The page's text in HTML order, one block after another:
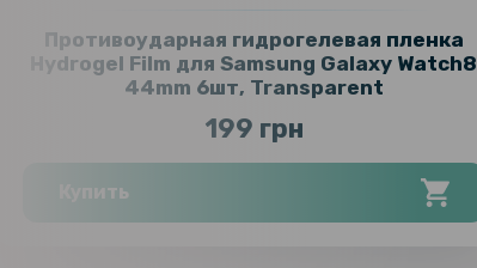
Противоударная гидрогелевая пленка
Hydrogel Film для Samsung Galaxy Watch8
44mm 6шт, Transparent
199 грн
Купить